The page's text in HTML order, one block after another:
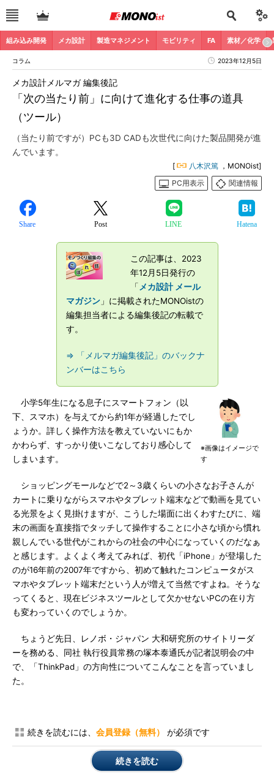
組み込み開発 メカ設計 製造マネジメント モビリティ FA 素材／化学
コラム 2023年12月5日
「次の当たり前」に向けて進化する仕事の道具
（ツール）
メカ設計メルマガ 編集後記
（当たり前ですが）PCも3D CADも次世代に向けた製品開発が進
んでいます。
[ 八木沢篤 ，MONOist]
PC用表示
関連情報
Share Post LINE Hatena
この記事は、2023
年12月5日発行の
「 メカ設計 メール
マガジン」に掲載されたMONOistの
編集担当者による編集後記の転載で
す。
⇒ 「メルマガ編集後記」のバックナ
ンバーはこちら
※画像はイメージで
す
小学5年生になる息子にスマートフォン（以
下、スマホ）を与えてから約1年が経過したでし
ょうか。詳しく操作方法を教えていないにもか
かわらず、すっかり使いこなしており感心して
しまいます。
ショッピングモールなどで2～3歳くらいの小さなお子さんが
カートに乗りながらスマホやタブレット端末などで動画を見てい
る光景をよく見掛けますが、こうした場面に出くわすたびに、端
末の画面を直接指でタッチして操作することに小さな頃から慣れ
親しんでいる世代がこれからの社会の中心になっていくのだなぁ
と感じます。よくよく考えてみれば、初代「iPhone」が登場した
のが16年前の2007年ですから、初めて触れたコンピュータがス
マホやタブレット端末だという人が増えて当然ですよね。そうな
ってくると、現在ビジネスツールとして欠かせないPCの在り方
も変わっていくのでしょうか。
ちょうど先日、レノボ・ジャパン 大和研究所のサイトリーダ
ーを務める、同社 執行役員常務の塚本泰通氏が記者説明会の中
で、「ThinkPad」の方向性についてこんなことを言っていまし
た。
続きを読むには、 会員登録（無料） が必須です
続きを読む